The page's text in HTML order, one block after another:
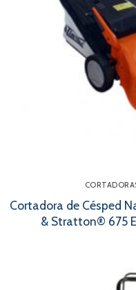
Cortadora de Césped
& Stratton® 675